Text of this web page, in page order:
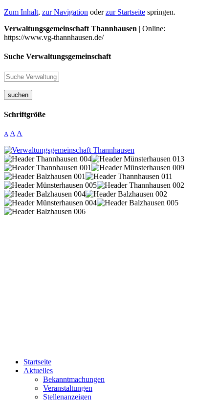
Zum Inhalt, zur Navigation oderzur Startseite springen.
Verwaltungsgemeinschaft Thannhausen | Online:
https://www.vg-thannhausen.de/
Suche Verwaltungsgemeinschaft
suchen
Schriftgröße
A A A
Startseite
Aktuelles
Bekanntmachungen
Veranstaltungen
Stellenanzeigen